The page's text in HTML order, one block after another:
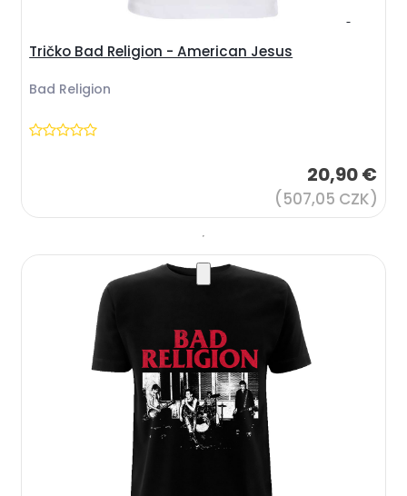
Tričko Bad Religion - American Jesus
Bad Religion
20,90 €
(507,05 CZK)